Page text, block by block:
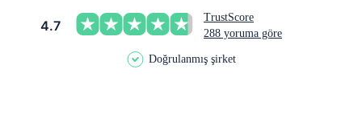
4.7
TrustScore
288 yoruma göre
Doğrulanmış şirket